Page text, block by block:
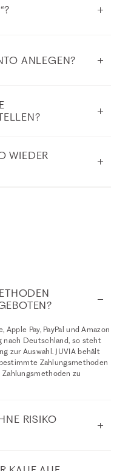
ANLEGEN?
WIEDER
Pay, PayPal und Amazon
nach Deutschland, so steht
zur Auswahl. JUVIA behält
Zahlungsmethoden
zu
RISIKO